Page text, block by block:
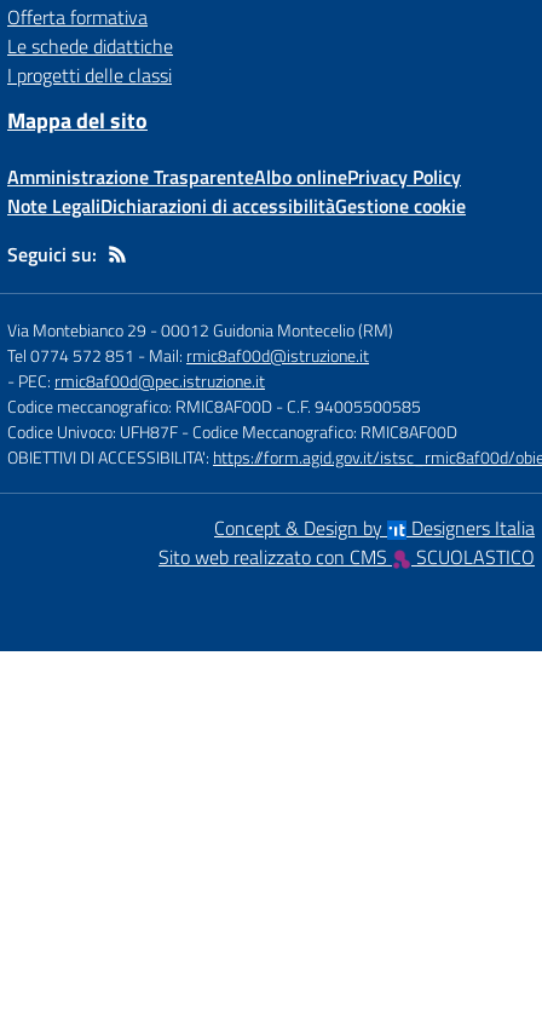
Offerta formativa
Le schede didattiche
I progetti delle classi
Mappa del sito
Amministrazione TrasparenteAlbo onlinePrivacy Policy
Note LegaliDichiarazioni di accessibilitàGestione cookie
Seguici su:
Via Montebianco 29 -00012 Guidonia Montecelio (RM)
Tel 0774 572 851 - Mail: rmic8af00d@istruzione.it
- PEC: rmic8af00d@pec.istruzione.it
Codice meccanografico: RMIC8AF00D- C.F. 94005500585
Codice Univoco: UFH87F- Codice Meccanografico: RMIC8AF00D
OBIETTIVI DI ACCESSIBILITA': https://form.agid.gov.it/istsc_rmic8af00d/
Concept & Design by
Designers Italia
Sito web realizzato con CMS
SCUOLASTICO